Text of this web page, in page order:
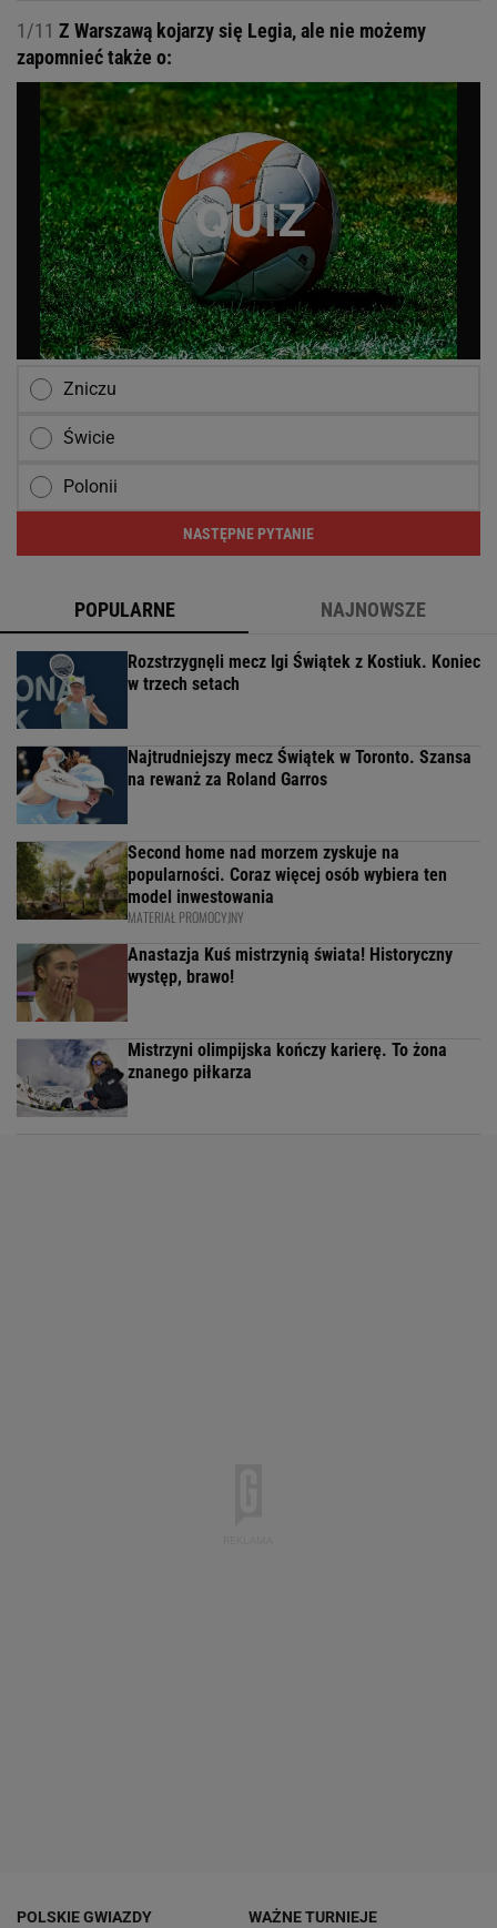
1/11 Z Warszawą kojarzy się Legia, ale nie możemy
zapomnieć także o:
Zniczu
Świcie
Polonii
NASTĘPNE PYTANIE
POPULARNE NAJNOWSZE
Rozstrzygnęli mecz Igi Świątek z Kostiuk. Koniec
w trzech setach
Najtrudniejszy mecz Świątek w Toronto. Szansa
na rewanż za Roland Garros
Second home nad morzem zyskuje na
popularności. Coraz więcej osób wybiera ten
model inwestowania
MATERIAŁ PROMOCYJNY
Anastazja Kuś mistrzynią świata! Historyczny
występ, brawo!
Mistrzyni olimpijska kończy karierę. To żona
znanego piłkarza
POLSKIE GWIAZDY WAŻNE TURNIEJE